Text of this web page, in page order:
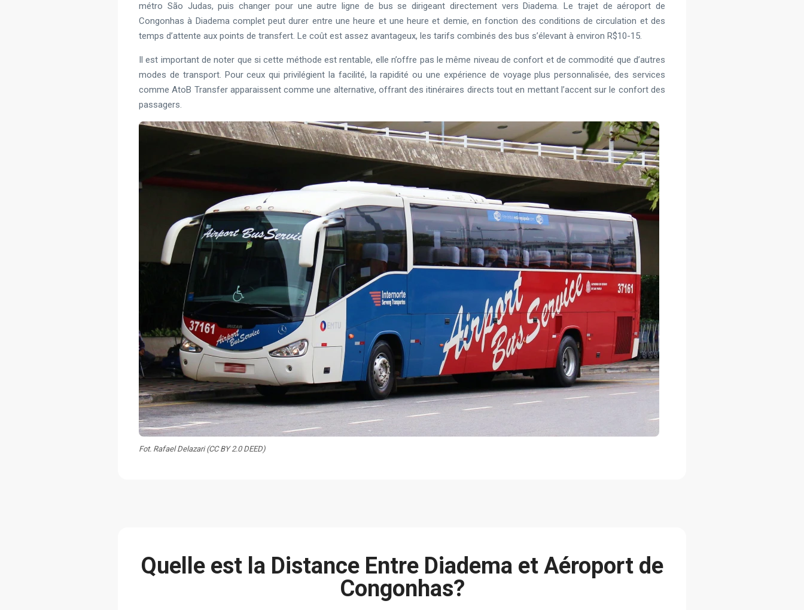
métro São Judas, puis changer pour une autre ligne de bus se dirigeant directement vers Diadema. Le trajet de aéroport de
Congonhas à Diadema complet peut durer entre une heure et une heure et demie, en fonction des conditions de circulation et des
temps d’attente aux points de transfert. Le coût est assez avantageux, les tarifs combinés des bus s’élevant à environ R$10-15.
Il est important de noter que si cette méthode est rentable, elle n’offre pas le même niveau de confort et de commodité que d’autres
modes de transport. Pour ceux qui privilégient la facilité, la rapidité ou une expérience de voyage plus personnalisée, des services
comme AtoB Transfer apparaissent comme une alternative, offrant des itinéraires directs tout en mettant l’accent sur le confort des
passagers.
Fot. Rafael Delazari (CC BY 2.0 DEED)
Quelle est la Distance Entre Diadema et Aéroport de
Congonhas?